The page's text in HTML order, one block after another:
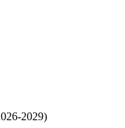
2029)